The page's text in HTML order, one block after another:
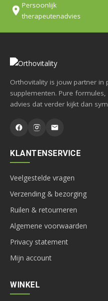
Persoonlijk
therapeutenadvies
Orthovitality is jouw partner
supplementen. Pure
advies dat verder kijkt dan
KLANTENSERVICE
Veelgestelde vragen
Verzending & bezorging
Ruilen & retourneren
Algemene voorwaarden
Privacy statement
Mijn account
WINKEL